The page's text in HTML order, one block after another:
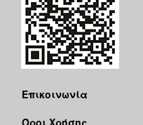
Επικοινωνία
Όροι Χρήσης